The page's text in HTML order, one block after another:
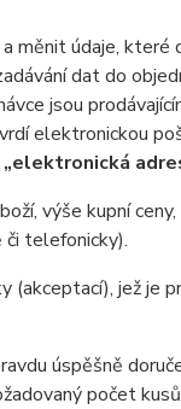
údaje, které
dat do
jsou
elektronickou
„elektronická
výše kupní
či telefonicky).
jež je
úspěšně
počet